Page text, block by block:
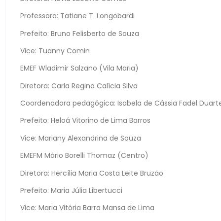
Professora: Tatiane T. Longobardi
Prefeito: Bruno Felisberto de Souza
Vice: Tuanny Comin
EMEF Wladimir Salzano (Vila Maria)
Diretora: Carla Regina Calícia Silva
Coordenadora pedagógica: Isabela de Cássia Fadel
Prefeito: Heloá Vitorino de Lima Barros
Vice: Mariany Alexandrina de Souza
EMEFM Mário Borelli Thomaz (Centro)
Diretora: Hercília Maria Costa Leite Bruzão
Prefeito: Maria Júlia Libertucci
Vice: Maria Vitória Barra Mansa de Lima